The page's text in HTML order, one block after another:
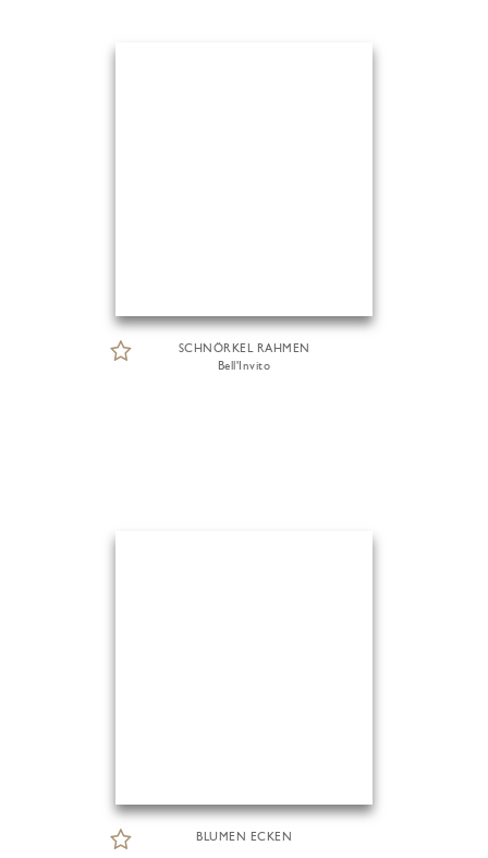
SCHNÖRKEL RAHMEN
Bell'Invito
BLUMEN ECKEN